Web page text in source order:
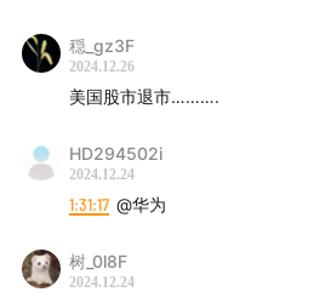
穏_gz3F
2024.12.26
美国股市退市……….
HD294502i
2024.12.24
1:31:17 @华为
树_0l8F
2024.12.24